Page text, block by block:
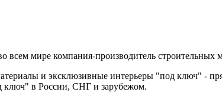
всем мире компания-производитель строительных
и эксклюзивные интерьеры "под ключ" -
ключ" в России, СНГ и зарубежом.